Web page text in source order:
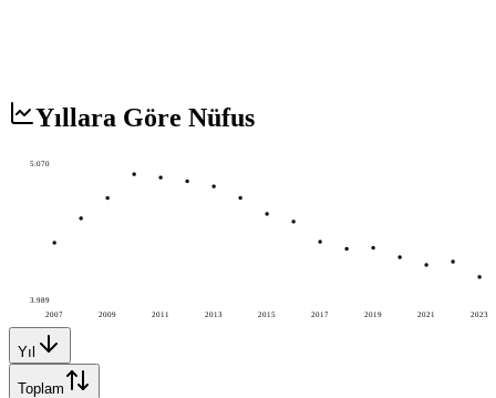
Yıllara Göre Nüfus
2007 2009 2011 2013 2015 2017 2019 2021 2023
5.070
3.989
Yıl
Toplam